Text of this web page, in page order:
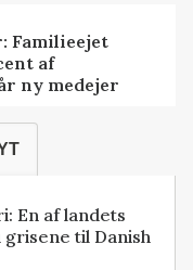
Familieejet
af
ny medejer
En af landets
til Danish